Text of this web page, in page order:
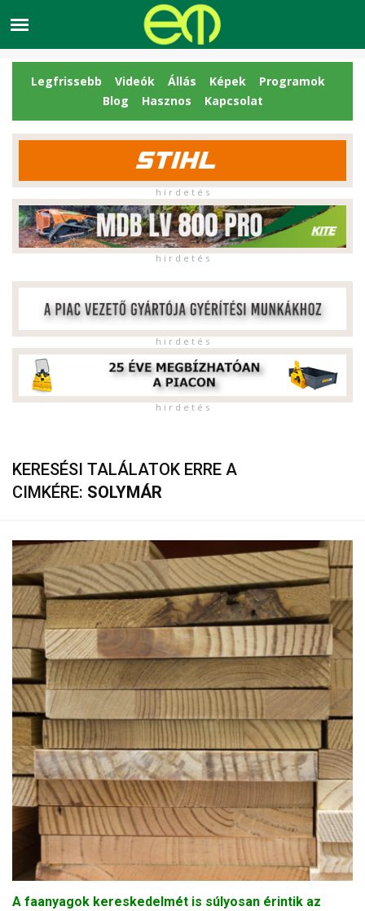
Legfrissebb Videók Állás Képek
Programok
Blog
Hasznos Kapcsolat
h i r d e t é s
h i r d e t é s
h i r d e t é s
h i r d e t é s
KERESÉSI TALÁLATOK ERRE A
CIMKÉRE: SOLYMÁR
A faanyagok kereskedelmét is súlyosan érintik az